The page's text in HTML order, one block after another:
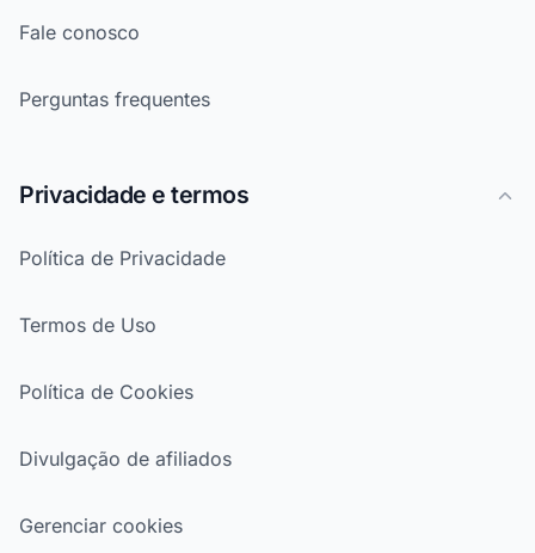
Fale conosco
Perguntas frequentes
Privacidade e termos
Política de Privacidade
Termos de Uso
Política de Cookies
Divulgação de afiliados
Gerenciar cookies